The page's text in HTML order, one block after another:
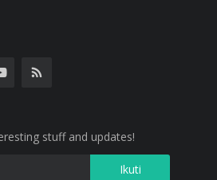
stuff and updates!